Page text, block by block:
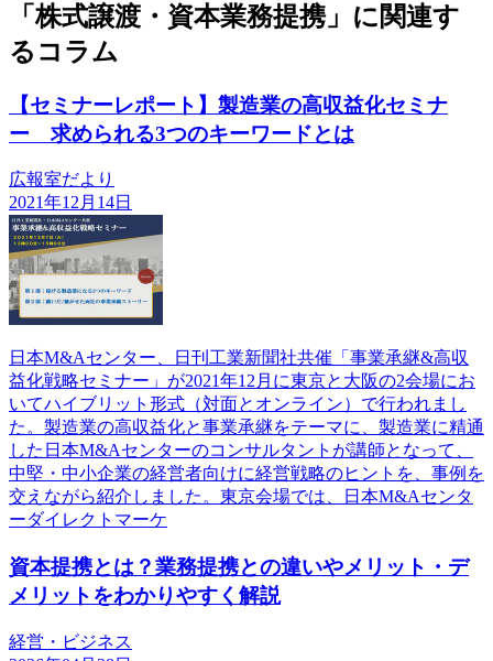
「株式譲渡・資本業務提携」に関連す
るコラム
【セミナーレポート】製造業の高収益化セミナ
ー 求められる3つのキーワードとは
広報室だより
2021年12月14日
日本M&Aセンター、日刊工業新聞社共催「事業承継&高収
益化戦略セミナー」が2021年12月に東京と大阪の2会場にお
いてハイブリット形式（対面とオンライン）で行われまし
た。製造業の高収益化と事業承継をテーマに、製造業に精通
した日本M&Aセンターのコンサルタントが講師となって、
中堅・中小企業の経営者向けに経営戦略のヒントを、事例を
交えながら紹介しました。東京会場では、日本M&Aセンタ
ーダイレクトマーケ
資本提携とは？業務提携との違いやメリット・デ
メリットをわかりやすく解説
経営・ビジネス